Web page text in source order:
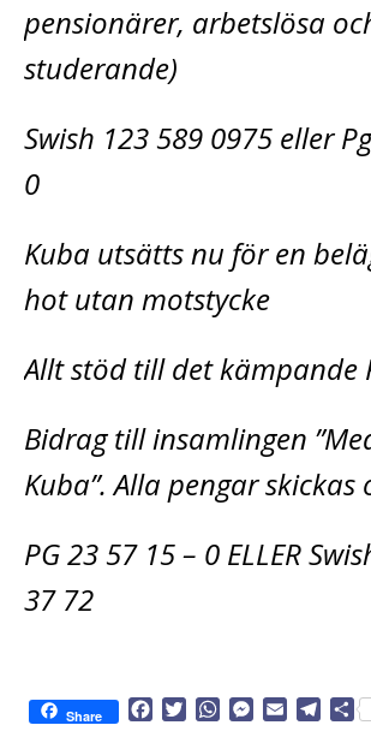
pensionärer, arbetslösa
studerande)
Swish 123 589 0975 eller
0
Kuba utsätts nu för en
hot utan motstycke
Allt stöd till det kämpande
Bidrag till insamlingen
Kuba”. Alla pengar
PG 23 57 15 – 0 ELLER
37 72
Share
W
M
D